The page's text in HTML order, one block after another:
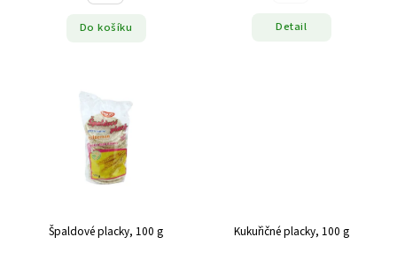
Do košíku Detail
Špaldové placky, 100 g Kukuřičné placky, 100 g